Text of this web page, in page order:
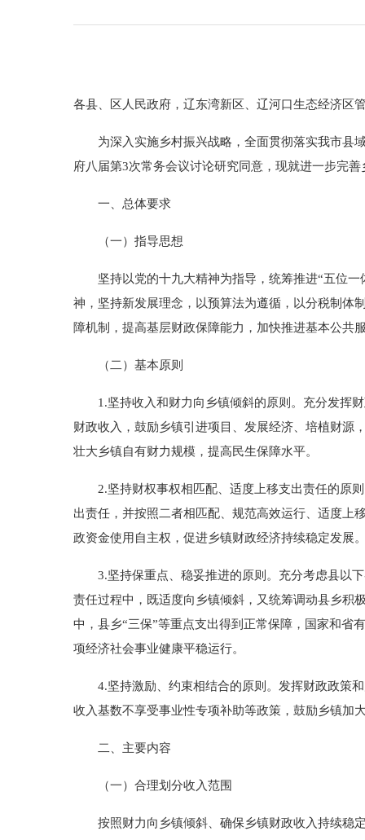
各县、区人民政府，辽东湾新区、辽河口生态经济区
为深入实施乡村振兴战略，全面贯彻落实我市县
府八届第3次常务会议讨论研究同意，现就进一步完
一、总体要求
（一）指导思想
坚持以党的十九大精神为指导，统筹推进“五位一
神，坚持新发展理念，以预算法为遵循，以分税制体
障机制，提高基层财政保障能力，加快推进基本公共
（二）基本原则
1.坚持收入和财力向乡镇倾斜的原则。充分发挥财
财政收入，鼓励乡镇引进项目、发展经济、培植财源
壮大乡镇自有财力规模，提高民生保障水平。
2.坚持财权事权相匹配、适度上移支出责任的原则
出责任，并按照二者相匹配、规范高效运行、适度上
政资金使用自主权，促进乡镇财政经济持续稳定发展
3.坚持保重点、稳妥推进的原则。充分考虑县以下
责任过程中，既适度向乡镇倾斜，又统筹调动县乡积
中，县乡“三保”等重点支出得到正常保障，国家和省
项经济社会事业健康平稳运行。
4.坚持激励、约束相结合的原则。发挥财政政策和
收入基数不享受事业性专项补助等政策，鼓励乡镇加
二、主要内容
（一）合理划分收入范围
按照财力向乡镇倾斜、确保乡镇财政收入持续稳定